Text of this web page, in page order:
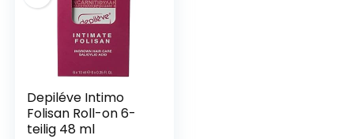
Depiléve Intimo
Folisan Roll-on 6-
teilig 48 ml